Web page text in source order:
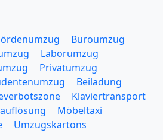
Büroumzug
Laborumzug
Privatumzug
Beiladung
Klaviertransport
Möbeltaxi
Umzugskartons